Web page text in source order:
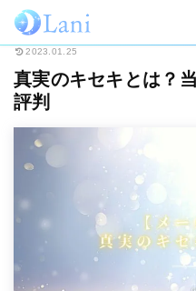
ホーム メール占い 真実のキセ
2023.01.25
真実のキセキとは？
評判